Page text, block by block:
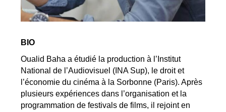
BIO
Oualid Baha a étudié la production à l’Institut
National de l’Audiovisuel (INA Sup), le droit et
l’économie du cinéma à la Sorbonne (Paris). Après
plusieurs expériences dans l’organisation et la
programmation de festivals de films, il rejoint en